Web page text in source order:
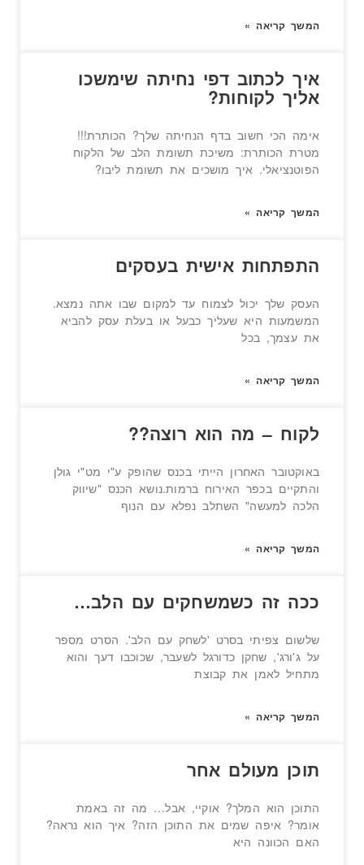
המשך קריאה »
איך לכתוב דפי נחיתה שימשכו
אליך לקוחות?
אימה הכי חשוב בדף הנחיתה שלך? הכותרת!!!
מטרת הכותרת: משיכת תשומת הלב של הלקוח
הפוטנציאלי. איך מושכים את תשומת ליבו?
המשך קריאה »
התפתחות אישית בעסקים
העסק שלך יכול לצמוח עד למקום שבו אתה נמצא.
המשמעות היא שעליך כבעל או בעלת עסק להביא
את עצמך, בכל
המשך קריאה »
לקוח – מה הוא רוצה??
באוקטובר האחרון הייתי בכנס שהופק ע"י מט"י גולן
והתקיים בכפר האירוח ברמות.נושא הכנס "שיווק
הלכה למעשה" השתלב נפלא עם הנוף
המשך קריאה »
ככה זה כשמשחקים עם הלב…
שלשום צפיתי בסרט 'לשחק עם הלב'. הסרט מספר
על ג'ורג', שחקן כדורגל לשעבר, שכוכבו דעך והוא
מתחיל לאמן את קבוצת
המשך קריאה »
תוכן מעולם אחר
התוכן הוא המלך? אוקיי, אבל… מה זה באמת
אומר? איפה שמים את התוכן הזה? איך הוא נראה?
האם הכוונה היא